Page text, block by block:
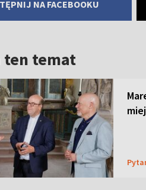
NA FACEBOOKU
ten temat